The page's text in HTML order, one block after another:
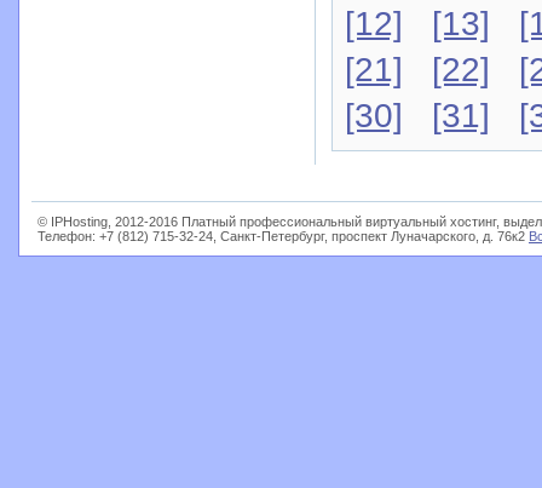
[12]
[13]
[21]
[22]
[30]
[31]
© IPHosting, 2012-2016 Платный профессиональный виртуальный хостинг,
Телефон: +7 (812) 715-32-24, Санкт-Петербург, проспект Луначарского, д. 76к2